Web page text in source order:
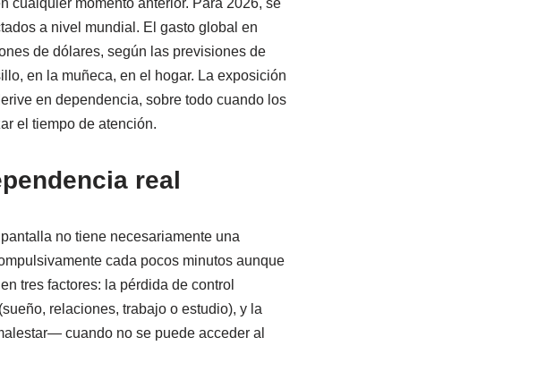
cualquier momento anterior. Para 2026, se
a nivel mundial. El gasto global en
de dólares, según las previsiones de
en la muñeca, en el hogar. La exposición
en dependencia, sobre todo cuando los
el tiempo de atención.
real
no tiene necesariamente una
cada pocos minutos aunque
tres factores: la pérdida de control
relaciones, trabajo o estudio), y la
cuando no se puede acceder al